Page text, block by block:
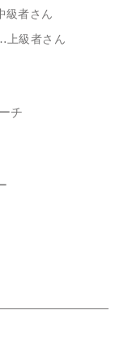
級者さん
上級者さん
チ